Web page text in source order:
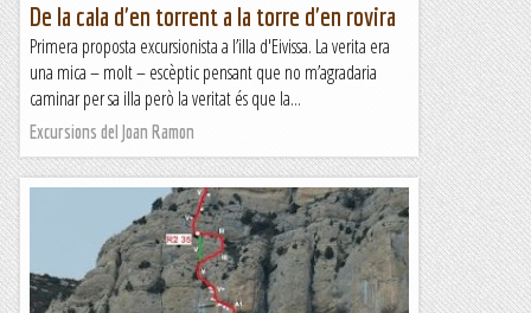
De la cala d'en torrent a la torre d'en rovira
Primera proposta excursionista a l’illa d'Eivissa. La verita era
una mica – molt – escèptic pensant que no m’agradaria
caminar per sa illa però la veritat és que la...
Excursions del Joan Ramon